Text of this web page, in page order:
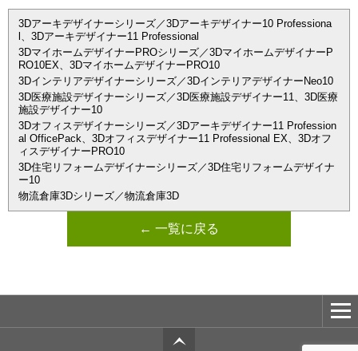
3Dアーキデザイナーシリーズ／3Dアーキデザイナー10 Professiona
l、3Dアーキデザイナー11 Professional
3DマイホームデザイナーPROシリーズ／3DマイホームデザイナーP
RO10EX、3DマイホームデザイナーPRO10
3Dインテリアデザイナーシリーズ／3DインテリアデザイナーNeo10
3D医療施設デザイナーシリーズ／3D医療施設デザイナー11、3D医療
施設デザイナー10
3Dオフィスデザイナーシリーズ／3Dアーキデザイナー11 Profession
al OfficePack、3Dオフィスデザイナー11 Professional EX、3Dオフ
ィスデザイナーPRO10
3D住宅リフォームデザイナーシリーズ／3D住宅リフォームデザイナ
ー10
物流倉庫3Dシリーズ／物流倉庫3D
← 一覧に戻る